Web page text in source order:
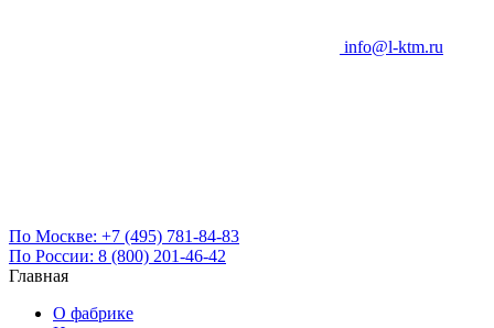
info@l-ktm.ru
По Москве: +7 (495) 781-84-83
По России: 8 (800) 201-46-42
Главная
О фабрике